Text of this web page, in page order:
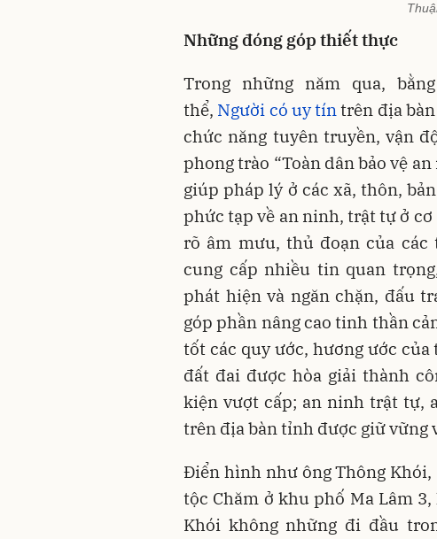
Những đóng góp thiết thực
Trong những năm qua,
thể, Người có uy tíntrên địa
chức năng tuyên truyền, vận
phong trào “Toàn dân bảo vệ
giúp pháp lý ở các xã, thôn,
phức tạp về an ninh, trật tự ở
rõ âm mưu, thủ đoạn của
cung cấp nhiều tin quan
phát hiện và ngăn chặn, đấu
góp phần nâng cao tinh thần
tốt các quy ước, hương ước
đất đai được hòa giải thành
kiện vượt cấp; an ninh trật tự,
trên địa bàn tỉnh được giữ vững
Điển hình như ông Thông
tộc Chăm ở khu phố Ma Lâm
Khói không những đi đầu